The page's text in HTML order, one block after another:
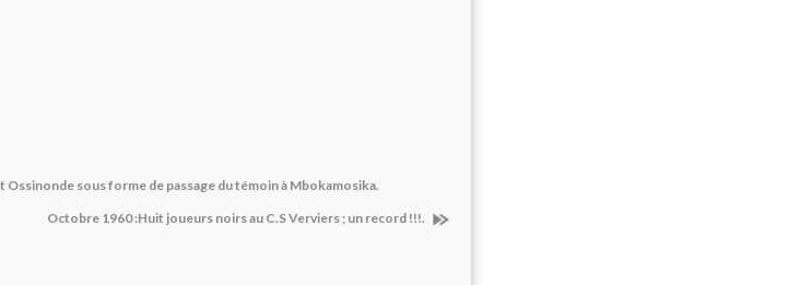
Ossinonde sous forme de passage du témoin à Mbokamosika.
Octobre 1960 :Huit joueurs noirs au C.S Verviers ; un record !!!.